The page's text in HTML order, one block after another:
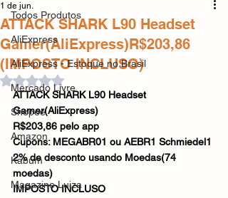
Todos Produtos
AliExpress
AliExpress - Estoque no Brasil
Mercado Livre
Shopee
Amazon
Kabum
Magazine Luiza
ATTACK SHARK L90 Headset
Gamer(AliExpress)R$203,86
(IMPOSTO INCLUSO)
1 de jun.
Avaliado com NaN de 5 estrelas.
ATTACK SHARK L90 Headset
Gamer(AliExpress)
R$203,86 pelo app
Cupons: MEGABR01 ou AEBR1 Schmiedel1
2% de desconto usando Moedas(74
moedas)
IMPOSTO INCLUSO